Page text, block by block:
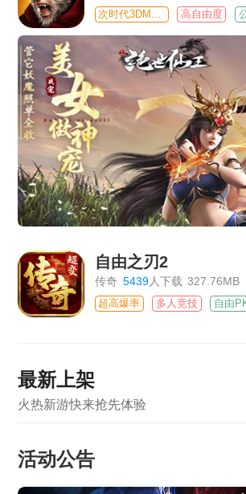
高自由度
自由之刃2
传奇 5439人下载 327.76MB
超高爆率 多人竞技 自由
最新上架
火热新游快来抢先体验
活动公告